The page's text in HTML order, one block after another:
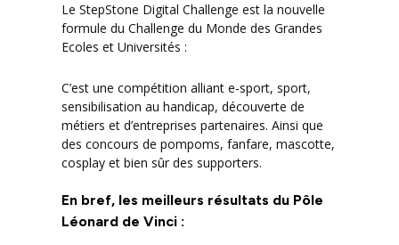
Le StepStone Digital Challenge est la nouvelle
formule du Challenge du Monde des Grandes
Ecoles et Universités :
C’est une compétition alliant e-sport, sport,
sensibilisation au handicap, découverte de
métiers et d’entreprises partenaires. Ainsi que
des concours de pompoms, fanfare, mascotte,
cosplay et bien sûr des supporters.
En bref, les meilleurs résultats du Pôle
Léonard de Vinci :